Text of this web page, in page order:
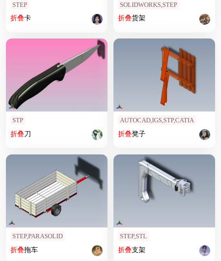
STEP
折叠卡
SOLIDWORKS,STEP
折叠货架
STP
折叠刀
AUTOCAD,IGS,STP,CATIA
折叠凳子
STEP,PARASOLID
折叠拖车
STEP,STL
折叠支架